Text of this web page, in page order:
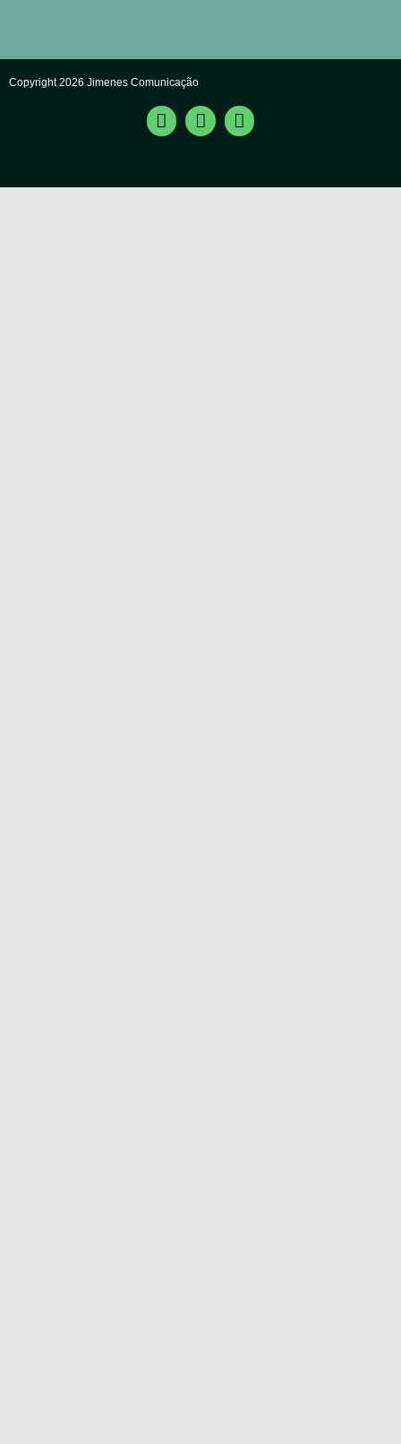
Copyright 2026 Jimenes Comunicação